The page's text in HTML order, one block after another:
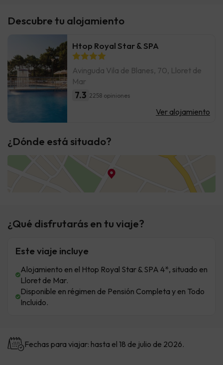
Descubre tu alojamiento
Htop Royal Star & SPA
Avinguda Vila de Blanes, 70, Lloret de
Mar
7.3 2258 opiniones
Ver alojamiento
¿Dónde está situado?
¿Qué disfrutarás en tu viaje?
Este viaje incluye
Alojamiento en el Htop Royal Star & SPA 4*, situado en
Lloret de Mar.
Disponible en régimen de Pensión Completa y en Todo
Incluido.
Fechas para viajar: hasta el 18 de julio de 2026.